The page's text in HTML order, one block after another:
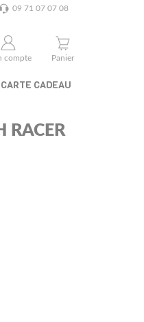
09 71 07 07 08
compte Panier
CARTE CADEAU
RACER